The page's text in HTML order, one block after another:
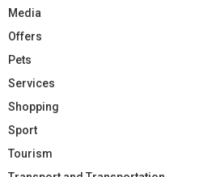
Media
Offers
Pets
Services
Shopping
Sport
Tourism